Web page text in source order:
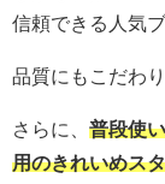
信頼できる人気
品質にもこだわ
さらに、 普段使
用のきれいめス